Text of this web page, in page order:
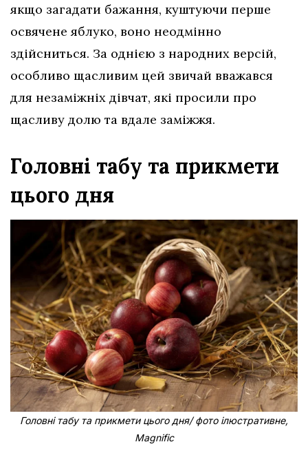
якщо загадати бажання, куштуючи перше
освячене яблуко, воно неодмінно
здійсниться. За однією з народних версій,
особливо щасливим цей звичай вважався
для незаміжніх дівчат, які просили про
щасливу долю та вдале заміжжя.
Головні табу та прикмети
цього дня
Головні табу та прикмети цього дня/ фото ілюстративне,
Magnific